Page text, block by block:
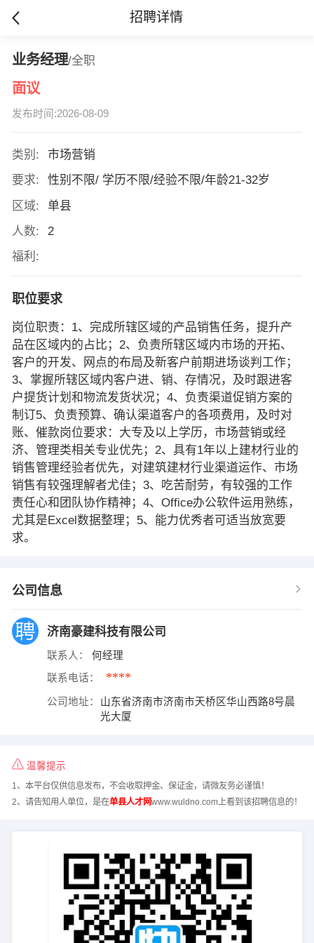
招聘详情
业务经理/全职
面议
发布时间:2026-08-09
类别:
市场营销
要求:
性别不限/ 学历不限/经验不限/年龄21-32岁
区域:
单县
人数:
2
福利:
职位要求
岗位职责：1、完成所辖区域的产品销售任务，提升产
品在区域内的占比；2、负责所辖区域内市场的开拓、
客户的开发、网点的布局及新客户前期进场谈判工作；
3、掌握所辖区域内客户进、销、存情况，及时跟进客
户提货计划和物流发货状况；4、负责渠道促销方案的
制订5、负责预算、确认渠道客户的各项费用，及时对
账、催款岗位要求：大专及以上学历，市场营销或经
济、管理类相关专业优先；2、具有1年以上建材行业的
销售管理经验者优先，对建筑建材行业渠道运作、市场
销售有较强理解者尤佳；3、吃苦耐劳，有较强的工作
责任心和团队协作精神；4、Office办公软件运用熟练，
尤其是Excel数据整理；5、能力优秀者可适当放宽要
求。
公司信息
济南豪建科技有限公司
联系人： 何经理
联系电话： ****
公司地址：
山东省济南市济南市天桥区华山西路8号晨
光大厦
温馨提示
1、本平台仅供信息发布，不会收取押金、保证金，请微友务必谨慎！
2、请告知用人单位，是在单县人才网www.wuldno.com上看到该招聘信息的！